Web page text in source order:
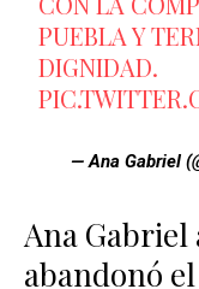
PUEBLA Y
DIGNIDAD.
— Ana Gabriel
Ana Gabriel
abandonó